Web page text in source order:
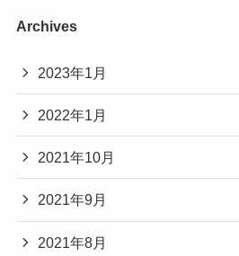
Archives
2023年1月
2022年1月
2021年10月
2021年9月
2021年8月